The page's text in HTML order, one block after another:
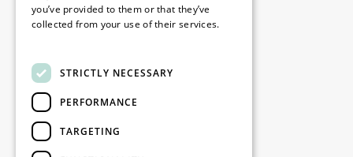
Menu
Onze oplossingen
Discover WDP
Investor Hub
Jobs
you’ve provided to them or that they’ve
collected from your use of their services.
STRICTLY NECESSARY
PERFORMANCE
TARGETING